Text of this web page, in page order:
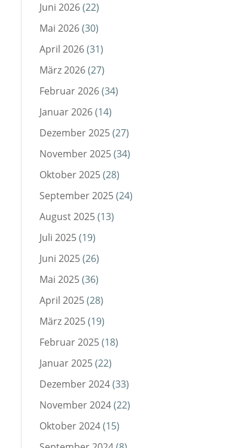
Juni 2026(22)
Mai 2026(30)
April 2026(31)
März 2026(27)
Februar 2026(34)
Januar 2026(14)
Dezember 2025(27)
November 2025(34)
Oktober 2025(28)
September 2025(24)
August 2025(13)
Juli 2025(19)
Juni 2025(26)
Mai 2025(36)
April 2025(28)
März 2025(19)
Februar 2025(18)
Januar 2025(22)
Dezember 2024(33)
November 2024(22)
Oktober 2024(15)